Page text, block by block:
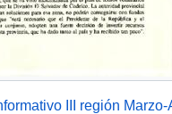
III región